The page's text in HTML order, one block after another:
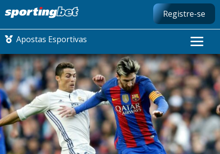
Registre-se
Apostas Esportivas
CONMEBOL LIBERTADORES
FUTEBOL NACIONAL
FUTEBOL INTERNACIONAL